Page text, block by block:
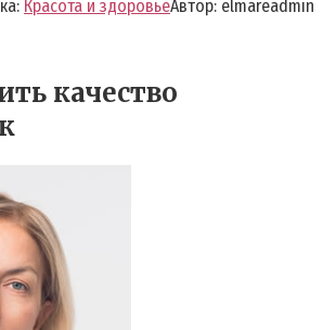
Красота и здоровьеАвтор: elmareadmin
качество